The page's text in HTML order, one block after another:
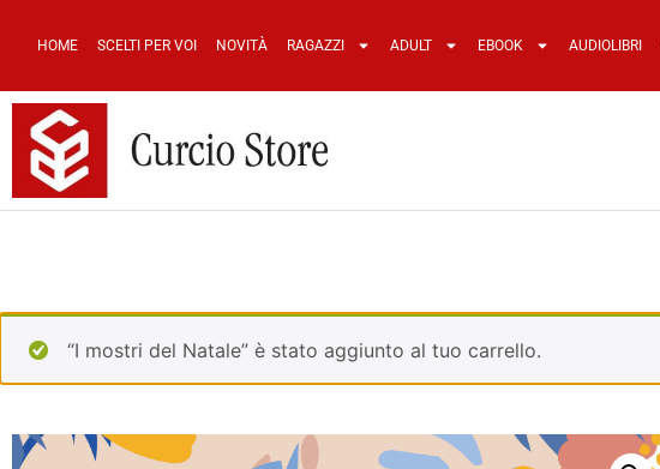
HOME SCELTI PER VOI NOVITÀ RAGAZZI ADULT EBOOK AUDIOLIBRI
“I mostri del Natale” è stato aggiunto al tuo carrello.